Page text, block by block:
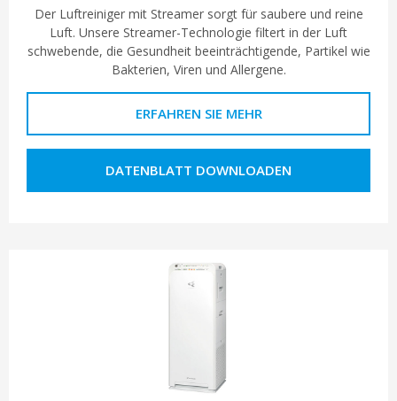
Der Luftreiniger mit Streamer sorgt für saubere und reine
Luft. Unsere Streamer-Technologie filtert in der Luft
schwebende, die Gesundheit beeinträchtigende, Partikel wie
Bakterien, Viren und Allergene.
ERFAHREN SIE MEHR
DATENBLATT DOWNLOADEN